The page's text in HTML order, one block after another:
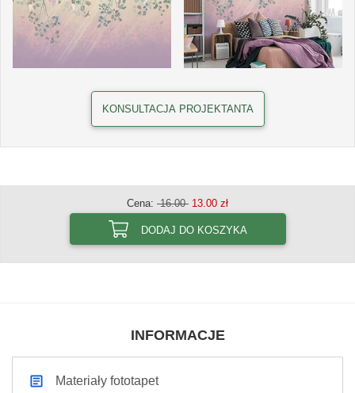
KONSULTACJA PROJEKTANTA
Cena: 16.00 13.00 zł
DODAJ DO KOSZYKA
INFORMACJE
Materiały fototapet